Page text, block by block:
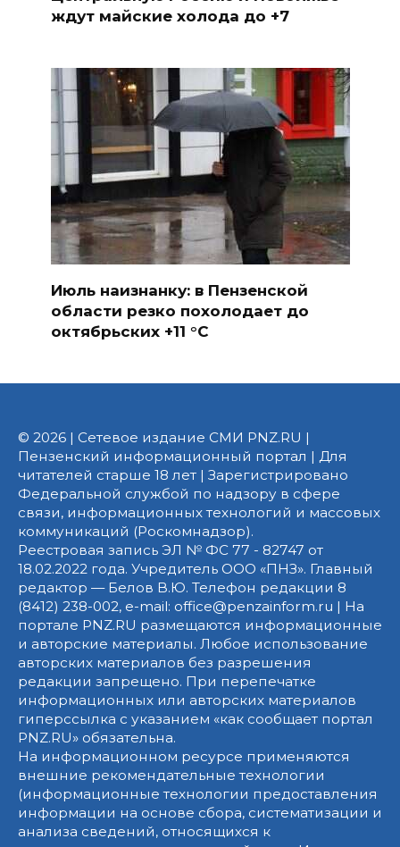
ждут майские холода до +7
Июль наизнанку: в Пензенской
области резко похолодает до
октябрьских +11 °C
© 2026 | Сетевое издание СМИ PNZ.RU |
Пензенский информационный портал | Для
читателей старше 18 лет | Зарегистрировано
Федеральной службой по надзору в сфере
связи, информационных технологий и массовых
коммуникаций (Роскомнадзор).
Реестровая запись ЭЛ № ФС 77 - 82747 от
18.02.2022 года. Учредитель ООО «ПНЗ». Главный
редактор — Белов В.Ю. Телефон редакции 8
(8412) 238-002, e-mail: office@penzainform.ru | На
портале PNZ.RU размещаются информационные
и авторские материалы. Любое использование
авторских материалов без разрешения
редакции запрещено. При перепечатке
информационных или авторских материалов
гиперссылка с указанием «как сообщает портал
PNZ.RU» обязательна.
На информационном ресурсе применяются
внешние рекомендательные технологии
(информационные технологии предоставления
информации на основе сбора, систематизации и
анализа сведений, относящихся к